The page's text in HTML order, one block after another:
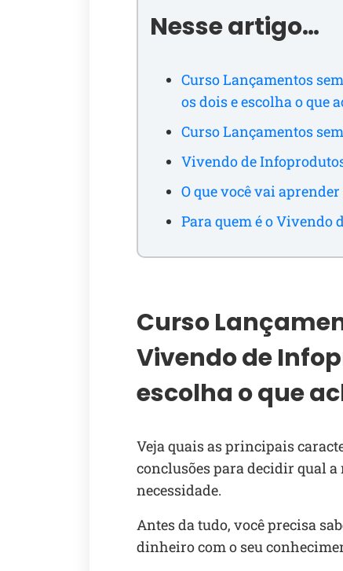
Nesse artigo…
Curso Lançamentos
os dois e escolha o que
Curso Lançamentos
Vivendo de
O que você vai
Para quem é o Vivendo
Curso
Vivendo de
escolha o que
Veja quais as principais
conclusões para decidir qual a
necessidade.
Antes da tudo, você precisa
dinheiro com o seu